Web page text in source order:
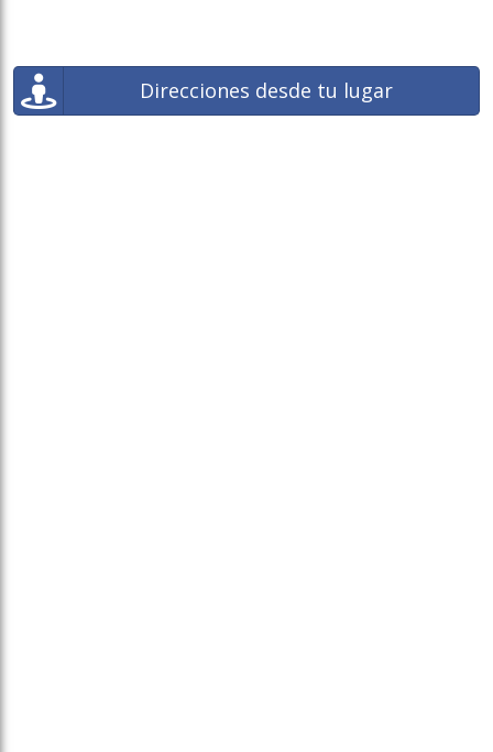
Direcciones desde tu lugar